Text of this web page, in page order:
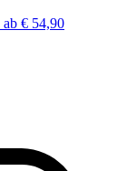
ab € 54,90